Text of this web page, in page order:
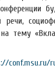
речи,
тему
conf.msu.ru/